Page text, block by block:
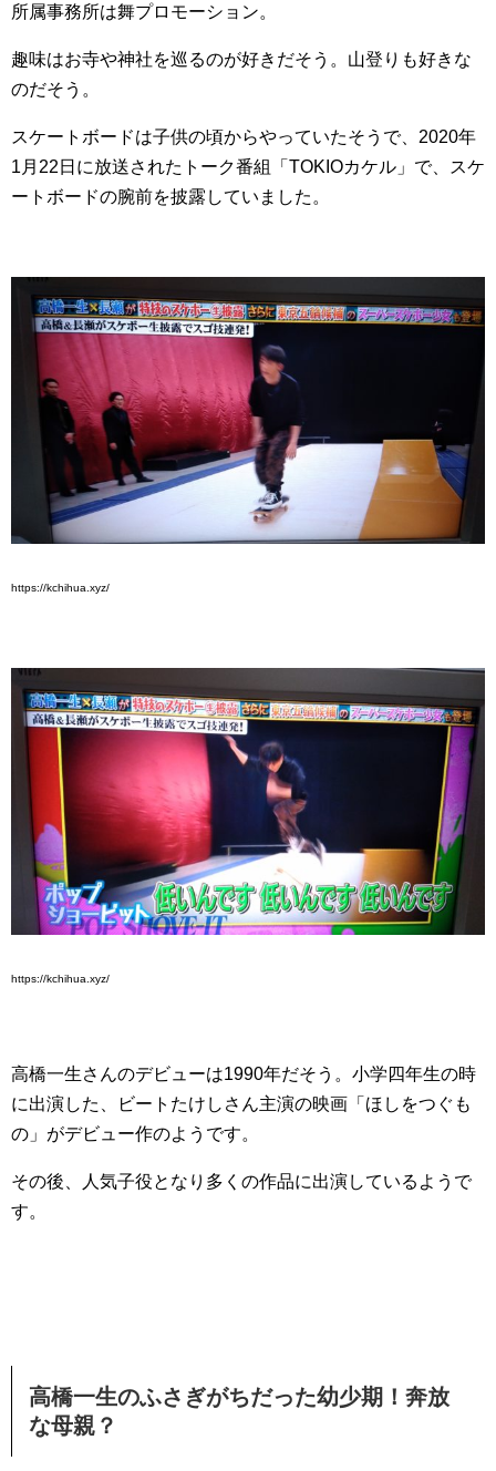
所属事務所は舞プロモーション。
趣味はお寺や神社を巡るのが好きだそう。山登りも好きな
のだそう。
スケートボードは子供の頃からやっていたそうで、2020年
1月22日に放送されたトーク番組「TOKIOカケル」で、スケ
ートボードの腕前を披露していました。
https://kchihua.xyz/
https://kchihua.xyz/
高橋一生さんのデビューは1990年だそう。小学四年生の時
に出演した、ビートたけしさん主演の映画「ほしをつぐも
の」がデビュー作のようです。
その後、人気子役となり多くの作品に出演しているようで
す。
高橋一生のふさぎがちだった幼少期！奔放
な母親？